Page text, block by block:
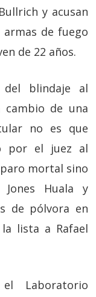
y acusan
de fuego
de 22 años.
del blindaje al
cambio de una
no es que
por el juez al
mortal sino
Huala y
de pólvora en
lista a Rafael
Laboratorio